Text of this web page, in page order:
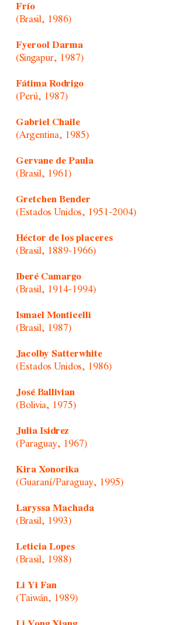
Frío
(Brasil, 1986)
Fyerool Darma
(Singapur, 1987)
Fátima Rodrigo
(Perú, 1987)
Gabriel Chaile
(Argentina, 1985)
Gervane de Paula
(Brasil, 1961)
Gretchen Bender
(Estados Unidos, 1951-2004)
Héctor de los placeres
(Brasil, 1889-1966)
Iberé Camargo
(Brasil, 1914-1994)
Ismael Monticelli
(Brasil, 1987)
Jacolby Satterwhite
(Estados Unidos, 1986)
José Ballivian
(Bolivia, 1975)
Julia Isidrez
(Paraguay, 1967)
Kira Xonorika
(Guaraní/Paraguay, 1995)
Laryssa Machada
(Brasil, 1993)
Leticia Lopes
(Brasil, 1988)
Li Yi Fan
(Taiwán, 1989)